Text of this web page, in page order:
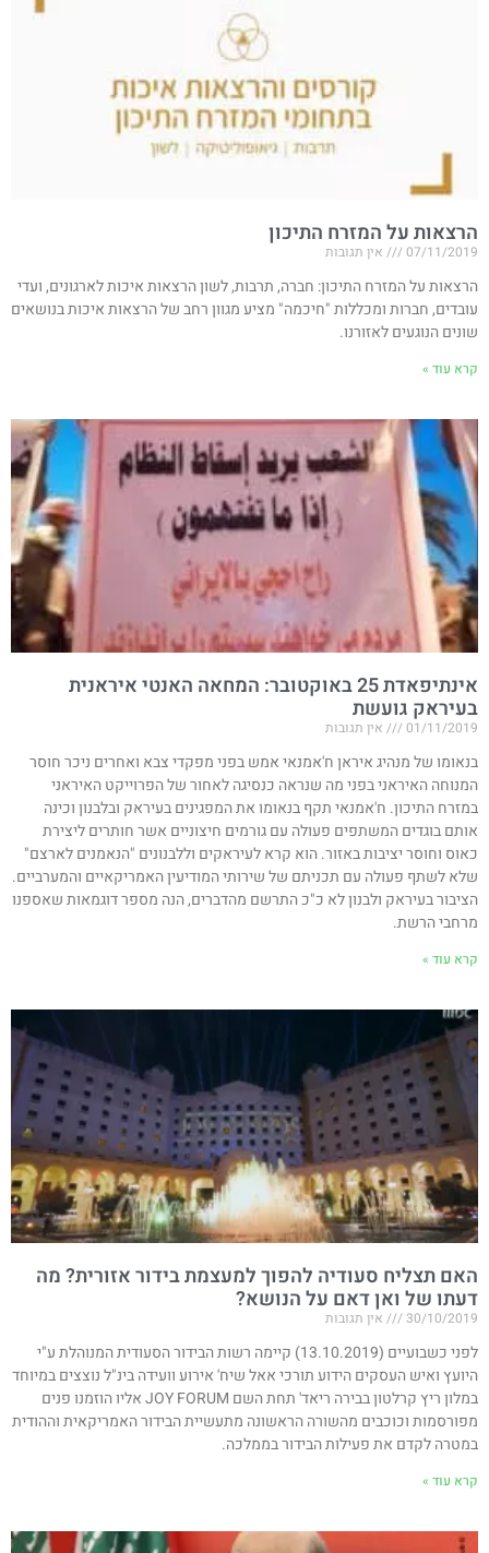
הרצאות על המזרח התיכון
07/11/2019 אין תגובות
הרצאות על המזרח התיכון: חברה, תרבות, לשון הרצאות איכות לארגונים, ועדי
עובדים, חברות ומכללות "חיכמה" מציע מגוון רחב של הרצאות איכות בנושאים
שונים הנוגעים לאזורנו.
קרא עוד »
אינתיפאדת 25 באוקטובר: המחאה האנטי איראנית
בעיראק גועשת
01/11/2019 אין תגובות
בנאומו של מנהיג איראן ח'אמנאי אמש בפני מפקדי צבא ואחרים ניכר חוסר
המנוחה האיראני בפני מה שנראה כנסיגה לאחור של הפרוייקט האיראני
במזרח התיכון. ח'אמנאי תקף בנאומו את המפגינים בעיראק ובלבנון וכינה
אותם בוגדים המשתפים פעולה עם גורמים חיצוניים אשר חותרים ליצירת
כאוס וחוסר יציבות באזור. הוא קרא לעיראקים וללבנונים "הנאמנים לארצם"
שלא לשתף פעולה עם תכניתם של שירותי המודיעין האמריקאיים והמערביים.
הציבור בעיראק ולבנון לא כ"כ התרשם מהדברים, הנה מספר דוגמאות שאספנו
מרחבי הרשת.
קרא עוד »
האם תצליח סעודיה להפוך למעצמת בידור אזורית? מה
דעתו של ואן דאם על הנושא? ​
30/10/2019 אין תגובות
לפני כשבועיים (13.10.2019) קיימה רשות הבידור הסעודית המנוהלת ע"י
היועץ ואיש העסקים הידוע תורכי אאל שיח' אירוע וועידה בינ"ל נוצצים במיוחד
במלון ריץ קרלטון בבירה ריאד' תחת השם JOY FORUM אליו הוזמנו פנים
מפורסמות וכוכבים מהשורה הראשונה מתעשיית הבידור האמריקאית וההודית
במטרה לקדם את פעילות הבידור בממלכה.
קרא עוד »